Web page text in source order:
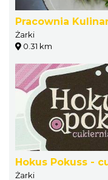
Pracownia
Żarki
0.31 km
Hokus Pokuss -
Żarki